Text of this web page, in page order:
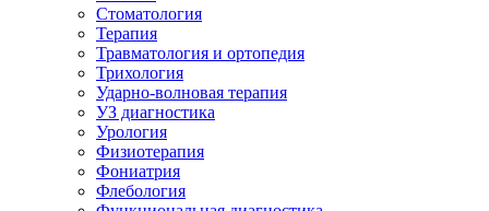
Стоматология
Терапия
Травматология и ортопедия
Трихология
Ударно-волновая терапия
УЗ диагностика
Урология
Физиотерапия
Фониатрия
Флебология